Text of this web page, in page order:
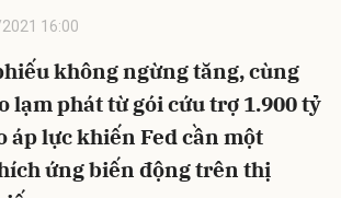
16:00
không ngừng tăng, cùng
lạm phát từ gói cứu trợ 1.900 tỷ
áp lực khiến Fed cần một
ứng biến động trên thị
Hủy